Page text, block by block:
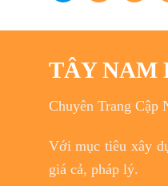
TÂY NAM
Chuyên Trang Cập
Vớimục tiêu xây
giá cả, pháp lý.